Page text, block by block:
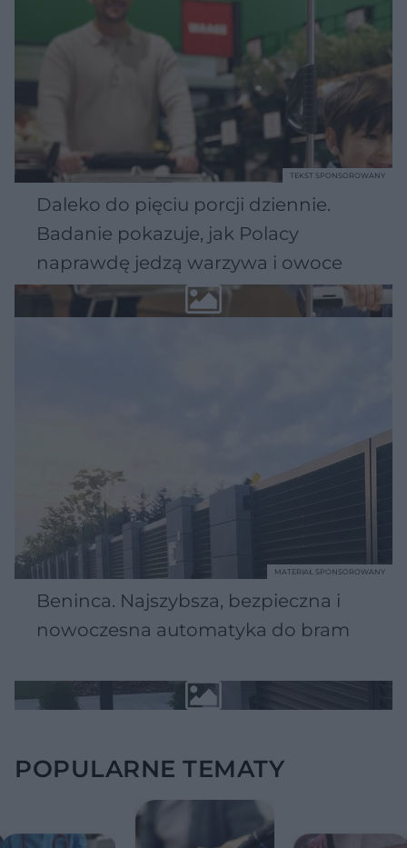
Daleko do pięciu porcji dziennie.
Badanie pokazuje, jak Polacy
naprawdę jedzą warzywa i owoce
TEKST SPONSOROWANY
Beninca. Najszybsza, bezpieczna i
nowoczesna automatyka do bram
MATERIAŁ SPONSOROWANY
POPULARNE TEMATY